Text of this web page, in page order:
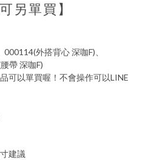
另單買】
外搭背心 深咖F)、
帶 深咖F)
可以單買喔！不會操作可以LINE
建議